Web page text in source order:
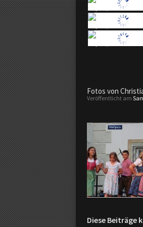
g
a
.
v
…
m
e
h
T
Fotos von
Veröffentlicht am
Diese Beiträge